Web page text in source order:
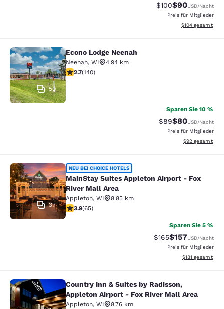
Durchgestrichener
$100Vergünstigter
$90USD/Nacht
Preis für Mitglieder
Geschätzte
$104 gesamt
Econo Lodge Neenah
50
Econo Lodge Neenah
Neenah, WI
4.94 km
2.7-Sterne-Bewertung. Mittelmäßig. 140 Bewertungen
2.7(140)
Sparen Sie 10 %
Durchgestrichener
$89Vergünstigter
$80USD/Nacht
Preis für Mitglieder
Geschätzte
$92 gesamt
MainStay Suites Appleton Airport -
37
NEU BEI CHOICE HOTELS
MainStay Suites Appleton Airport - Fox
River Mall Area
Appleton, WI
8.85 km
3.88-Sterne-Bewertung. Gut. 65 Bewertungen
3.9(65)
Sparen Sie 5 %
Durchgestrichener
$165Vergünstigter
$157USD/Nacht
Preis für Mitglieder
Geschätzte
$181 gesamt
Country Inn & Suites by Radisson,
Country Inn & Suites by Radisson,
Appleton Airport - Fox River Mall Area
Appleton, WI
8.76 km